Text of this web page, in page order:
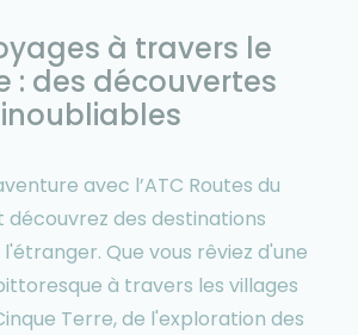
à travers le
: des découvertes
inoubliables
avec l’ATC Routes du
découvrez des destinations
Que vous rêviez d'une
à travers les villages
Terre, de l'exploration des